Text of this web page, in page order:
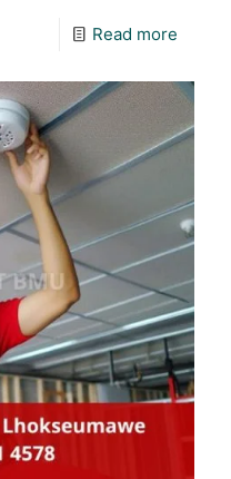
Read more